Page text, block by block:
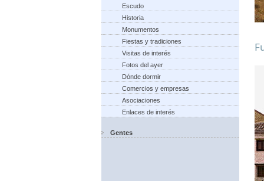
Escudo
Historia
Monumentos
Fiestas y tradiciones
Visitas de interés
Fotos del ayer
Dónde dormir
Comercios y empresas
Asociaciones
Enlaces de interés
Gentes